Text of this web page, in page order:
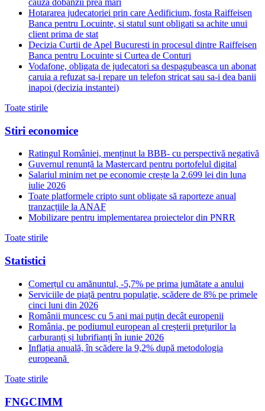
cauza dobanzii prea mari
Hotararea judecatoriei prin care Aedificium, fosta Raiffeisen
Banca pentru Locuinte, si statul sunt obligati sa achite unui
client prima de stat
Decizia Curtii de Apel Bucuresti in procesul dintre Raiffeisen
Banca pentru Locuinte si Curtea de Conturi
Vodafone, obligata de judecatori sa despagubeasca un abonat
caruia a refuzat sa-i repare un telefon stricat sau sa-i dea banii
inapoi (decizia instantei)
Toate stirile
Stiri economice
Ratingul României, menținut la BBB- cu perspectivă negativă
Guvernul renunță la Mastercard pentru portofelul digital
Salariul minim net pe economie crește la 2.699 lei din luna
iulie 2026
Toate platformele cripto sunt obligate să raporteze anual
tranzacțiile la ANAF
Mobilizare pentru implementarea proiectelor din PNRR
Toate stirile
Statistici
Comerțul cu amănuntul, -5,7% pe prima jumătate a anului
Serviciile de piață pentru populație, scădere de 8% pe primele
cinci luni din 2026
Românii muncesc cu 5 ani mai puțin decât europenii
România, pe podiumul european al creșterii prețurilor la
carburanți și lubrifianți în iunie 2026
Inflația anuală, în scădere la 9,2% după metodologia
europeană
Toate stirile
FNGCIMM